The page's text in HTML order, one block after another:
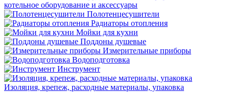
котельное оборудование и аксессуары
Полотенцесушители
Радиаторы отопления
Мойки для кухни
Поддоны душевые
Измерительные приборы
Водоподготовка
Инструмент
Изоляция, крепеж, расходные материалы, упаковка